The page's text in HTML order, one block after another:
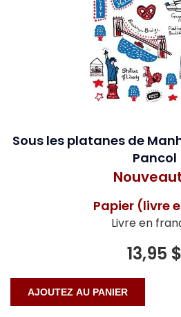
Sous les platanes de
Pancol
Papier (livre
Livre en
13,95 $